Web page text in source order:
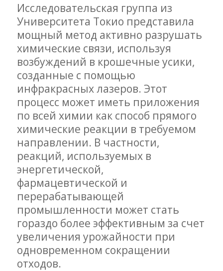
Исследовательская группа из
Университета Токио представила
мощный метод активно разрушать
химические связи, используя
возбуждений в крошечные усики,
созданные с помощью
инфракрасных лазеров. Этот
процесс может иметь приложения
по всей химии как способ прямого
химические реакции в требуемом
направлении. В частности,
реакций, используемых в
энергетической,
фармацевтической и
перерабатывающей
промышленности может стать
гораздо более эффективным за счет
увеличения урожайности при
одновременном сокращении
отходов.